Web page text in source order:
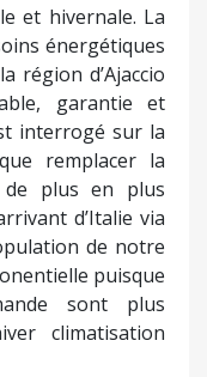
et hivernale. La
énergétiques
région d’Ajaccio
garantie et
interrogé sur la
remplacer la
de plus en plus
d’Italie via
de notre
puisque
sont plus
climatisation